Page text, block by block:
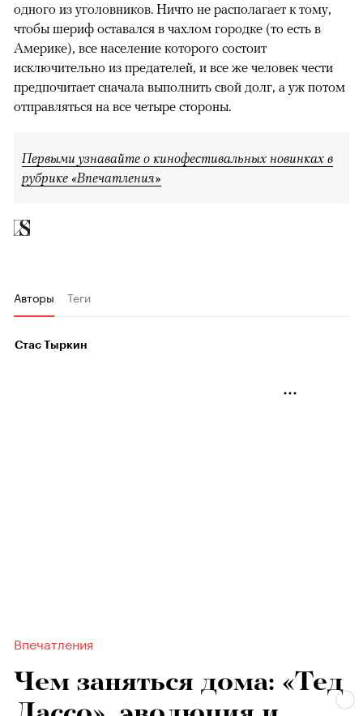
одного из уголовников. Ничто не располагает к тому,
чтобы шериф оставался в чахлом городке (то есть в
Америке), все население которого состоит
исключительно из предателей, и все же человек чести
предпочитает сначала выполнить свой долг, а уж потом
отправляться на все четыре стороны.
Первыми узнавайте о кинофестивальных новинках в
рубрике «Впечатления»
Авторы Теги
Стас Тыркин
Впечатления
Чем заняться дома: «Тед